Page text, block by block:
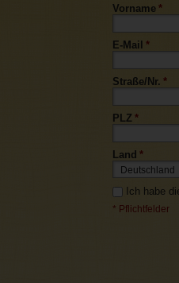
Vorname *
E-Mail *
Straße/Nr. *
PLZ *
Land *
Ich habe
* Pflichtfelder